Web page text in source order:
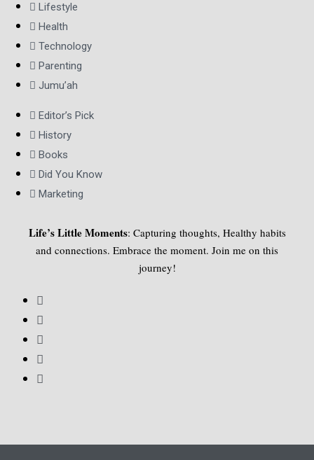
Lifestyle
Health
Technology
Parenting
Jumu’ah
Editor’s Pick
History
Books
Did You Know
Marketing
Life’s Little Moments: Capturing thoughts, Healthy habits
and connections. Embrace the moment. Join me on this
journey!